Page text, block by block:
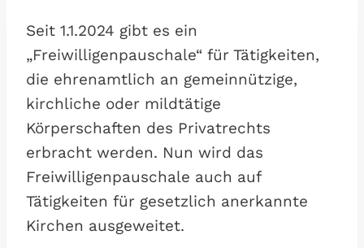
Seit 1.1.2024 gibt es ein
„Freiwilligenpauschale“ für Tätigkeiten,
die ehrenamtlich an gemeinnützige,
kirchliche oder mildtätige
Körperschaften des Privatrechts
erbracht werden. Nun wird das
Freiwilligenpauschale auch auf
Tätigkeiten für gesetzlich anerkannte
Kirchen ausgeweitet.